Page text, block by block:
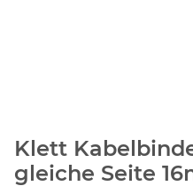
Klett
gleiche Seite